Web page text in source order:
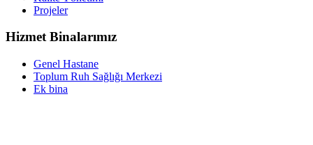
Projeler
Hizmet Binalarımız
Genel Hastane
Toplum Ruh Sağlığı Merkezi
Ek bina